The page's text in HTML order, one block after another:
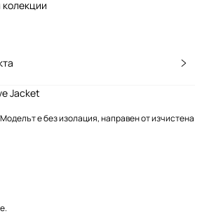
Jacket
е без изолация, направен от изчистена